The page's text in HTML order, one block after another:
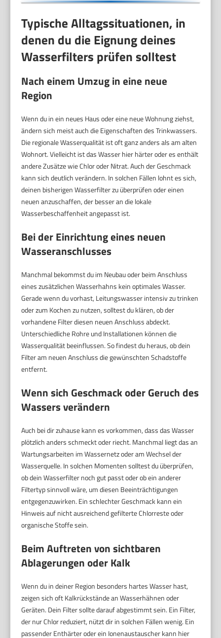
Typische Alltagssituationen, in
denen du die Eignung deines
Wasserfilters prüfen solltest
Nach einem Umzug in eine neue
Region
Wenn du in ein neues Haus oder eine neue Wohnung ziehst,
ändern sich meist auch die Eigenschaften des Trinkwassers.
Die regionale Wasserqualität ist oft ganz anders als am alten
Wohnort. Vielleicht ist das Wasser hier härter oder es enthält
andere Zusätze wie Chlor oder Nitrat. Auch der Geschmack
kann sich deutlich verändern. In solchen Fällen lohnt es sich,
deinen bisherigen Wasserfilter zu überprüfen oder einen
neuen anzuschaffen, der besser an die lokale
Wasserbeschaffenheit angepasst ist.
Bei der Einrichtung eines neuen
Wasseranschlusses
Manchmal bekommst du im Neubau oder beim Anschluss
eines zusätzlichen Wasserhahns kein optimales Wasser.
Gerade wenn du vorhast, Leitungswasser intensiv zu trinken
oder zum Kochen zu nutzen, solltest du klären, ob der
vorhandene Filter diesen neuen Anschluss abdeckt.
Unterschiedliche Rohre und Installationen können die
Wasserqualität beeinflussen. So findest du heraus, ob dein
Filter am neuen Anschluss die gewünschten Schadstoffe
entfernt.
Wenn sich Geschmack oder Geruch des
Wassers verändern
Auch bei dir zuhause kann es vorkommen, dass das Wasser
plötzlich anders schmeckt oder riecht. Manchmal liegt das an
Wartungsarbeiten im Wassernetz oder am Wechsel der
Wasserquelle. In solchen Momenten solltest du überprüfen,
ob dein Wasserfilter noch gut passt oder ob ein anderer
Filtertyp sinnvoll wäre, um diesen Beeinträchtigungen
entgegenzuwirken. Ein schlechter Geschmack kann ein
Hinweis auf nicht ausreichend gefilterte Chlorreste oder
organische Stoffe sein.
Beim Auftreten von sichtbaren
Ablagerungen oder Kalk
Wenn du in deiner Region besonders hartes Wasser hast,
zeigen sich oft Kalkrückstände an Wasserhähnen oder
Geräten. Dein Filter sollte darauf abgestimmt sein. Ein Filter,
der nur Chlor reduziert, nützt dir in solchen Fällen wenig. Ein
passender Enthärter oder ein Ionenaustauscher kann hier